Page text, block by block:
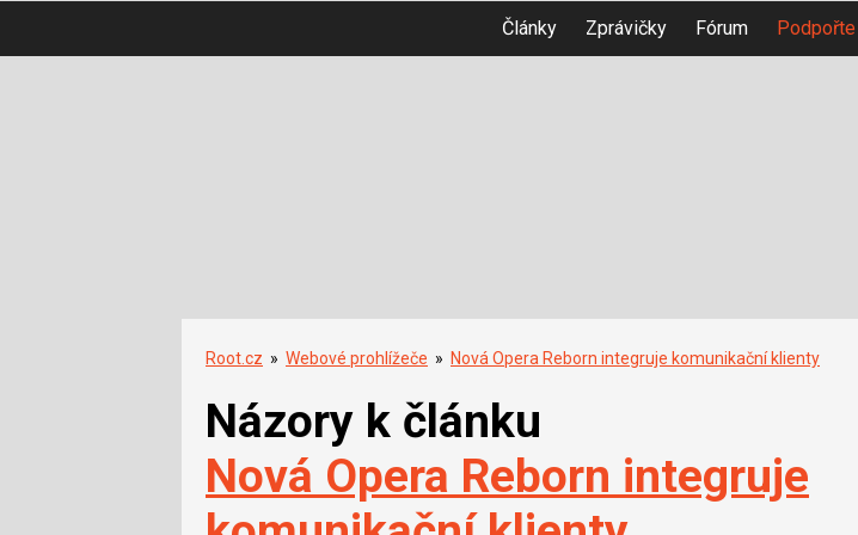
Články Zprávičky Fórum
Root.cz » Webové prohlížeče » Nová Opera Reborn integruje komunikační klienty
Názory k článku
Nová Opera Reborn integruje